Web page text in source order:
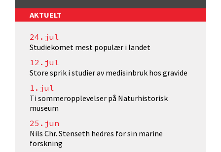
AKTUELT
24.jul
Studiekomet mest populær i landet
12.jul
Store sprik i studier av medisinbruk hos gravide
1.jul
Ti sommeropplevelser på Naturhistorisk
museum
25.jun
Nils Chr. Stenseth hedres for sin marine
forskning